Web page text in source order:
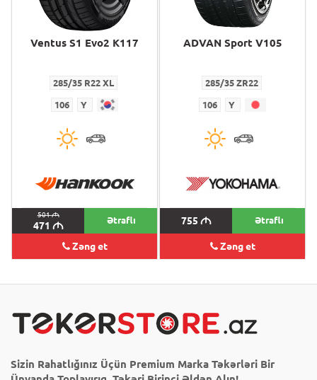
Ventus S1 Evo2 K117
285/35 R22 XL
106 Y
501M
471 M Ətraflı
Zəng et
ADVAN Sport V105
285/35 ZR22
106 Y
755 M Ətraflı
Zəng et
Sizin Rahatlığınız Üçün Premium Marka Təkərləri Bir